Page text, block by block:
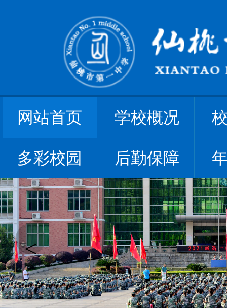
网站首页 学校概况
多彩校园 后勤保障
<